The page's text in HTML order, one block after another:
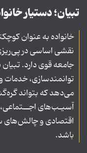
تبیان؛ دستیار
خانواده به عنوان
نقشی اساسی در
جامعه قوی دارد.
توانمندسازی، خدمات و
می‌دهد که بتواند
آسیـب‌های
اقتصادی و چالش‌های
باشد.